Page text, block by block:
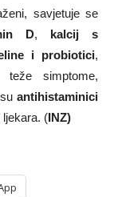
savjetuje se
D, kalcij s
i probiotici,
simptome,
antihistaminici
ljekara. (INZ)